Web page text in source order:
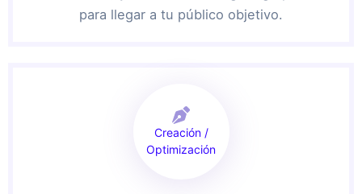
para llegar a tu público objetivo.
Creación /
Optimización